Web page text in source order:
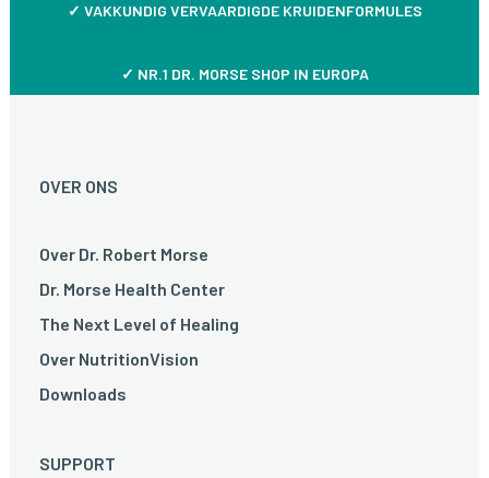
✓ VAKKUNDIG VERVAARDIGDE KRUIDENFORMULES
✓ NR.1 DR. MORSE SHOP IN EUROPA
OVER ONS
Over Dr. Robert Morse
Dr. Morse Health Center
The Next Level of Healing
Over NutritionVision
Downloads
SUPPORT